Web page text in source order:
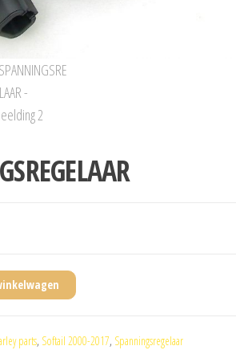
parts, Softail 2000-2017, Spanningsregelaar